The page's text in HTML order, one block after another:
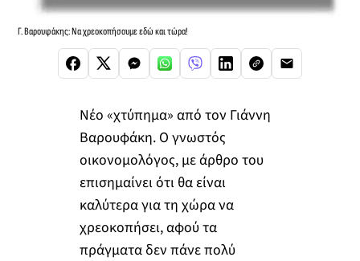
Γ. Βαρουφάκης: Να χρεοκοπήσουμε εδώ και τώρα!
Νέο «χτύπημα» από τον Γιάννη
Βαρουφάκη. Ο γνωστός
οικονομολόγος, με άρθρο του
επισημαίνει ότι θα είναι
καλύτερα για τη χώρα να
χρεοκοπήσει, αφού τα
πράγματα δεν πάνε πολύ